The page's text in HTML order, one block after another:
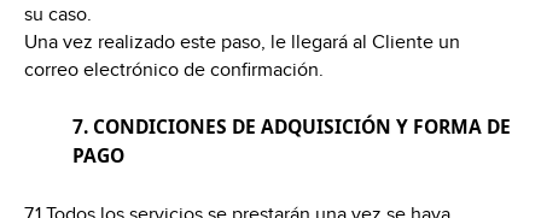
su caso.
Una vez realizado este paso, le llegará al Cliente un
correo electrónico de confirmación.
7. CONDICIONES DE ADQUISICIÓN Y FORMA DE
PAGO